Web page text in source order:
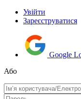
Увійти
Зареєструватися
Google
Або